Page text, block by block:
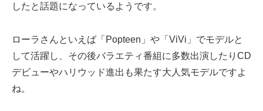
したと話題になっているようです。
ローラさんといえば「Popteen」や「ViVi」でモデルと
して活躍し、その後バラエティ番組に多数出演したりCD
デビューやハリウッド進出も果たす大人気モデルですよ
ね。